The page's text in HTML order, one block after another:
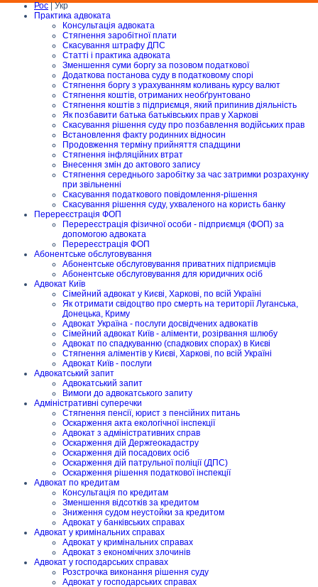
Рос| Укр
Практика адвоката
Консультація адвоката
Стягнення заробітної плати
Скасування штрафу ДПС
Статті і практика адвоката
Зменшення суми боргу за позовом податкової
Додаткова постанова суду в податковому спорі
Стягнення боргу з урахуванням коливань курсу валют
Стягнення коштів, отриманих необґрунтовано
Стягнення коштів з підприємця, який припинив діяльність
Як позбавити батька батьківських прав у Харкові
Скасування рішення суду про позбавлення водійських прав
Встановлення факту родинних відносин
Продовження терміну прийняття спадщини
Стягнення інфляційних втрат
Внесення змін до актового запису
Стягнення середнього заробітку за час затримки розрахунку
при звільненні
Скасування податкового повідомлення-рішення
Скасування рішення суду, ухваленого на користь банку
Перереєстрація ФОП
Перереєстрація фізичної особи - підприємця (ФОП) за
допомогою адвоката
Перереєстрація ФОП
Абонентське обслуговування
Абонентське обслуговування приватних підприємців
Абонентське обслуговування для юридичних осіб
Адвокат Київ
Сімейний адвокат у Києві, Харкові, по всій Україні
Як отримати свідоцтво про смерть на території Луганська,
Донецька, Криму
Адвокат Україна - послуги досвідчених адвокатів
Сімейний адвокат Київ - аліменти, розірвання шлюбу
Адвокат по спадкуванню (спадкових спорах) в Києві
Стягнення аліментів у Києві, Харкові, по всій Україні
Адвокат Київ - послуги
Адвокатський запит
Адвокатський запит
Вимоги до адвокатського запиту
Адміністративні суперечки
Стягнення пенсії, юрист з пенсійних питань
Оскарження акта екологічної інспекції
Адвокат з адміністративних справ
Оскарження дій Держгеокадастру
Оскарження дій посадових осіб
Оскарження дій патрульної поліції (ДПС)
Оскарження рішення податкової інспекції
Адвокат по кредитам
Консультація по кредитам
Зменшення відсотків за кредитом
Зниження судом неустойки за кредитом
Адвокат у банківських справах
Адвокат у кримінальних справах
Адвокат у кримінальних справах
Адвокат з економічних злочинів
Адвокат у господарських справах
Розстрочка виконання рішення суду
Адвокат у господарських справах